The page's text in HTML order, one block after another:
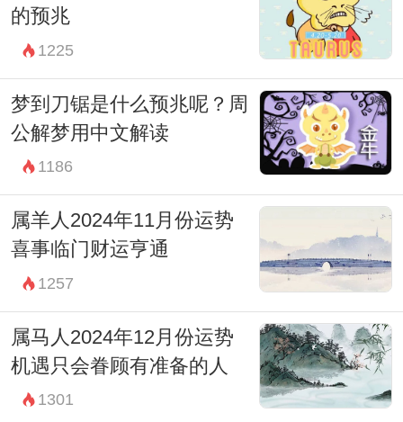
的预兆
1225
梦到刀锯是什么预兆呢？周
公解梦用中文解读
1186
属羊人2024年11月份运势
喜事临门财运亨通
1257
属马人2024年12月份运势
机遇只会眷顾有准备的人
1301